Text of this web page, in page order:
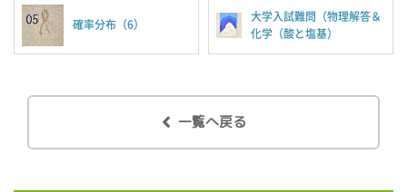
確率分布（6）
大学入試難問（物理解答＆
化学（酸と塩基）
一覧へ戻る